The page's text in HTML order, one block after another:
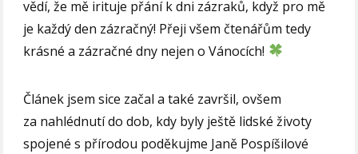
vědí, že mě irituje přání k dni zázraků, když pro mě
je každý den zázračný! Přeji všem čtenářům tedy
krásné a zázračné dny nejen o Vánocích!
Článek jsem sice začal a také završil, ovšem
za nahlédnutí do dob, kdy byly ještě lidské životy
spojené s přírodou poděkujme Janě Pospíšilové